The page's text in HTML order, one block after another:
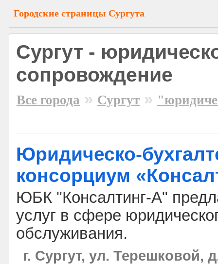
Городские страницы Сургута
Сургут -
сопровождение
Все города » Сургут »
Юридическо-
консорциум
ЮБК "Консалтинг-А"
услуг в сфере
обслуживания.
г. Сургут, ул. Терешковой,